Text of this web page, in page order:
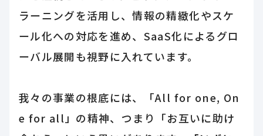
ラーニングを活用し、情報の精緻化やスケ
ール化への対応を進め、SaaS化によるグロ
ーバル展開も視野に入れています。
我々の事業の根底には、「All for one, On
e for all」の精神、つまり「お互いに助け